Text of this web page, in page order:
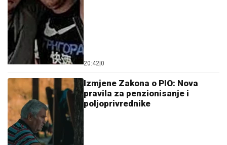
20:42 0
Izmjene Zakona o PIO: Nova
pravila za penzionisanje i
poljoprivrednike